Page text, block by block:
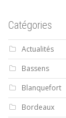
Catégories
Actualités
Bassens
Blanquefort
Bordeaux